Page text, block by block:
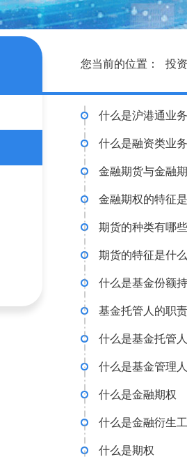
您当前的位置： 投
什么是沪港通业
什么是融资类业
金融期货与金融
金融期权的特征
期货的种类有哪些
期货的特征是什么
什么是基金份额
基金托管人的职
什么是基金托管人
什么是基金管理人
什么是金融期权
什么是金融衍生
什么是期权